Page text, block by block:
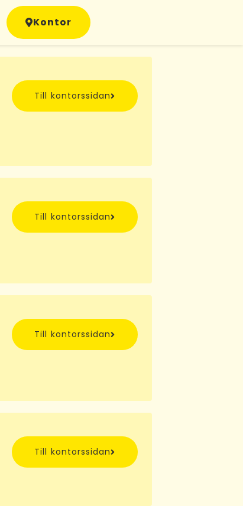
Kontor
Till kontorssidan
Till kontorssidan
Till kontorssidan
Till kontorssidan